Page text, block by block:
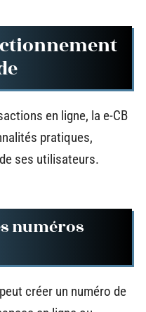
en ligne, la e-CB
pratiques,
ses utilisateurs.
numéros
créer un numéro de